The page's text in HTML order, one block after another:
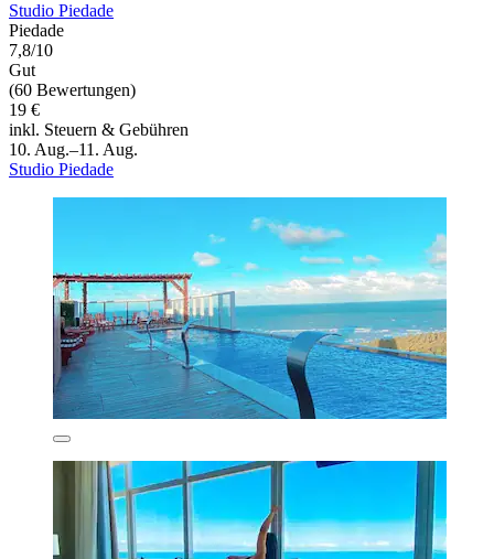
Studio Piedade
Piedade
7,8/10
Gut
(60 Bewertungen)
19 €
inkl. Steuern & Gebühren
10. Aug.–11. Aug.
Studio Piedade